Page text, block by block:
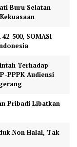
Buru Selatan
500, SOMASI
Terhadap
PPPK Audiensi
Pribadi Libatkan
Non Halal, Tak